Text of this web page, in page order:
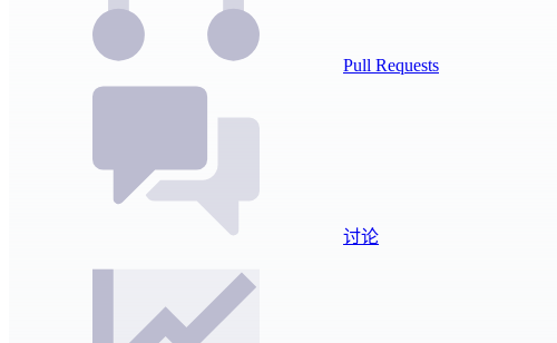
Pull Requests
讨论